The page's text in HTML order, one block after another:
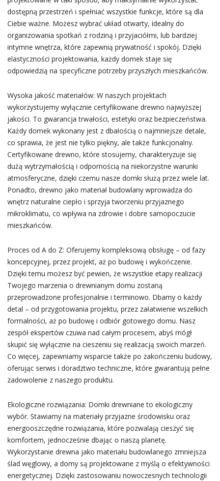
dostępną przestrzeń i spełniać wszystkie funkcje, które są dla
Ciebie ważne. Możesz wybrać układ otwarty, idealny do
organizowania spotkań z rodziną i przyjaciółmi, lub bardziej
intymne wnętrza, które zapewnią prywatność i spokój. Dzięki
elastyczności projektowania, każdy domek staje się
odpowiedzią na specyficzne potrzeby przyszłych mieszkańców.
Wysoka jakość materiałów: W naszych projektach
wykorzystujemy wyłącznie certyfikowane drewno najwyższej
jakości. To gwarancja trwałości, estetyki oraz bezpieczeństwa.
Każdy domek wykonany jest z dbałością o najmniejsze detale,
co sprawia, że jest nie tylko piękny, ale także funkcjonalny.
Certyfikowane drewno, które stosujemy, charakteryzuje się
dużą wytrzymałością i odpornością na niekorzystne warunki
atmosferyczne, dzięki czemu nasze domki służą przez wiele lat.
Ponadto, drewno jako materiał budowlany wprowadza do
wnętrz naturalne ciepło i sprzyja tworzeniu przyjaznego
mikroklimatu, co wpływa na zdrowie i dobre samopoczucie
mieszkańców.
Proces od A do Z: Oferujemy kompleksową obsługę – od fazy
koncepcyjnej, przez projekt, aż po budowę i wykończenie.
Dzięki temu możesz być pewien, że wszystkie etapy realizacji
Twojego marzenia o drewnianym domu zostaną
przeprowadzone profesjonalnie i terminowo. Dbamy o każdy
detal – od przygotowania projektu, przez załatwienie wszelkich
formalności, aż po budowę i odbiór gotowego domu. Nasz
zespół ekspertów czuwa nad całym procesem, abyś mógł
skupić się wyłącznie na cieszeniu się realizacją swoich marzeń.
Co więcej, zapewniamy wsparcie także po zakończeniu budowy,
oferując serwis i doradztwo techniczne, które gwarantują pełne
zadowolenie z naszego produktu.
Ekologiczne rozwiązania: Domki drewniane to ekologiczny
wybór. Stawiamy na materiały przyjazne środowisku oraz
energooszczędne rozwiązania, które pozwalają cieszyć się
komfortem, jednocześnie dbając o naszą planetę.
Wykorzystanie drewna jako materiału budowlanego zmniejsza
ślad węglowy, a domy są projektowane z myślą o efektywności
energetycznej. Dzięki zastosowaniu nowoczesnych technologii